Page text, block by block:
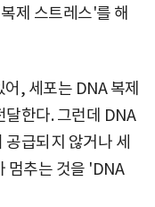
제 스트레스'를 해
, 세포는 DNA 복제
달한다. 그런데 DNA
급되지 않거나 세
멈추는 것을 'DNA